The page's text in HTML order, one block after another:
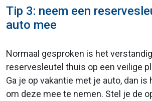
Tip 3: neem een
auto mee
Normaal gesproken is het
reservesleutel thuis op een veilige
Ga je op vakantie met je auto, dan is
om deze mee te nemen. Stel je de